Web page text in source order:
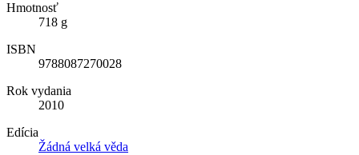
Hmotnosť
718 g
ISBN
9788087270028
Rok vydania
2010
Edícia
Žádná velká věda